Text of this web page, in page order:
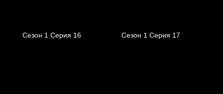
Сезон 1 Серия 16 Сезон 1 Серия 17